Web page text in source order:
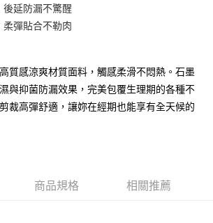
到商品之後才付款」的支付方式。 讓您購物簡單
、不需綁卡、不需儲值。
，簡訊認證，即可結帳。
先享後付」後，將跳轉至「AFTEE先享後付」
並確認金額後，即可完成結帳。
延防漏不驚醒
柔彈貼合不勒肉
質感涼爽材質面料，觸感柔滑不悶熱。石墨
與抑菌防漏效果，完美包覆生理期的各種不
裁高彈舒適，讓妳在經期也能享有全天候的
商品規格 相關推薦